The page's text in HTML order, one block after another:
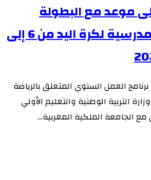
موعد مع البطولة
الوطنية المدرسية لكرة اليد من 6 إلى
برنامج العمل السنوي المتعلق بالرياضة
التربية الوطنية والتعليم الأولي
مع الجامعة الملكية المغربية…